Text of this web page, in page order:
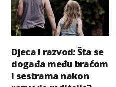
Djeca i razvod: Šta se
događa među braćom
i sestrama nakon